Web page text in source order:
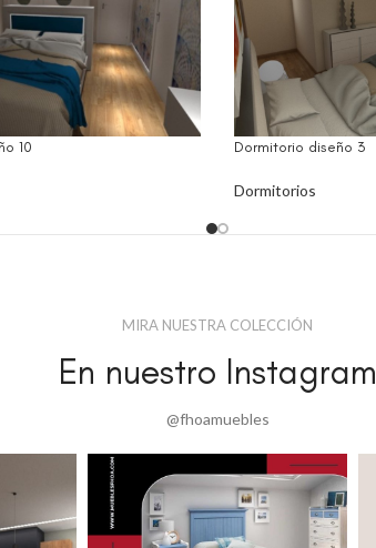
10 Dormitorio diseño 3
Dormitorios
MIRA NUESTRA COLECCIÓN
En nuestro Instagram
@fhoamuebles